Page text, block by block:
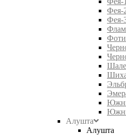
Фея-
Фея-
Алушта
Алушта